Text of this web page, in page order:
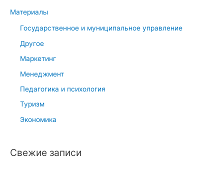
:Материалы
Государственное и муниципальное управление
Другое
Маркетинг
Менеджмент
Педагогика и психология
Туризм
Экономика
Свежие записи